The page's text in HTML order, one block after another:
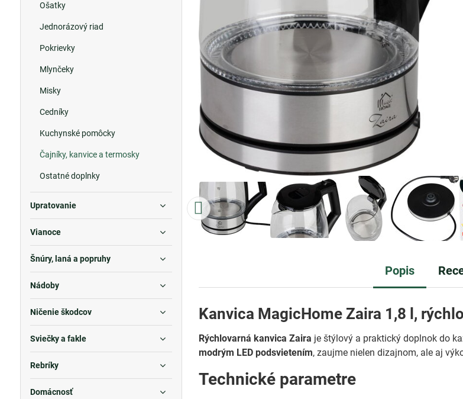
Popis
Kanvica MagicHome Zaira 1,8 l,
Rýchlovarná kanvica Zaira je štýlový a praktický doplnok do
modrým LED podsvietením, zaujme nielen dizajnom, ale aj
Technické parametre
Ošatky
Jednorázový riad
Pokrievky
Mlynčeky
Misky
Cedníky
Kuchynské pomôcky
Čajníky, kanvice a termosky
Ostatné doplnky
Upratovanie
Vianoce
Šnúry, laná a popruhy
Nádoby
Ničenie škodcov
Sviečky a fakle
Rebríky
Domácnosť